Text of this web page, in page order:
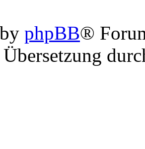
phpBB®
Übersetzung